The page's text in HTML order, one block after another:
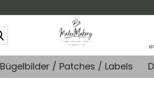
Bügelbilder / Patches / Labels